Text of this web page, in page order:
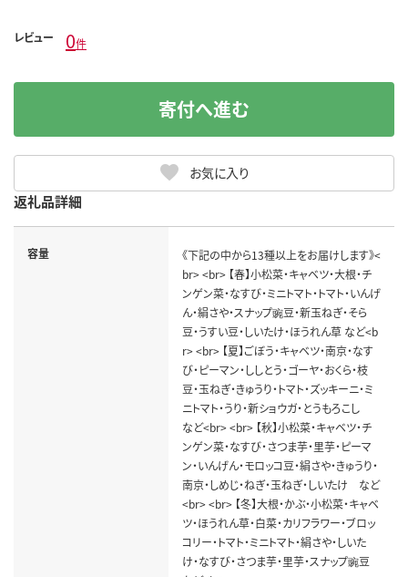
レビュー 0件
お気に入り
寄付へ進む
返礼品詳細
容量
《下記の中から13種以上をお届けします》<
br> <br> 【春】小松菜・キャベツ・大根・チ
ンゲン菜・なすび・ミニトマト・トマト・いんげ
ん・絹さや・スナップ豌豆・新玉ねぎ・そら
豆・うすい豆・しいたけ・ほうれん草 など<b
r> <br> 【夏】ごぼう・キャベツ・南京・なす
び・ピーマン・ししとう・ゴーヤ・おくら・枝
豆・玉ねぎ・きゅうり・トマト・ズッキーニ・ミ
ニトマト・うり・新ショウガ・とうもろこし
など<br> <br> 【秋】小松菜・キャベツ・チ
ンゲン菜・なすび・さつま芋・里芋・ピーマ
ン・いんげん・モロッコ豆・絹さや・きゅうり・
南京・しめじ・ねぎ・玉ねぎ・しいたけ など
<br> <br> 【冬】大根・かぶ・小松菜・キャベ
ツ・ほうれん草・白菜・カリフラワー・ブロッ
コリー・トマト・ミニトマト・絹さや・しいた
け・なすび・さつま芋・里芋・スナップ豌豆